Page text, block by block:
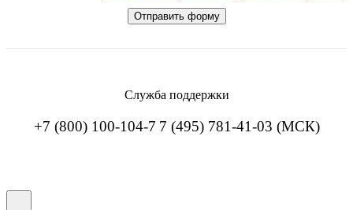
Служба поддержки
+7 (800) 100-104-7 7 (495) 781-41-03 (МСК)